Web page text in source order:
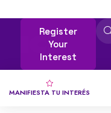
Register
Your
Interest
MANIFIESTA TU INTERÉS